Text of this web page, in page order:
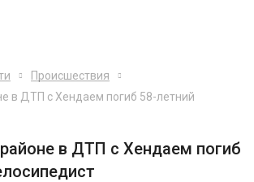
Происшествия
в ДТП с Хендаем погиб 58-летний
в ДТП с Хендаем погиб